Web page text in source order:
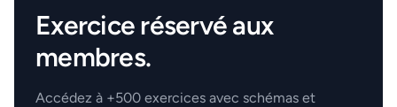
Exercice réservé aux
membres.
Accédez à +500 exercices avec schémas et